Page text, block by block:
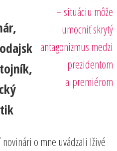
– situáciu môže
umocniť skrytý
antagonizmus medzi
prezidentom
a premiérom
o mne uvádzali lživé